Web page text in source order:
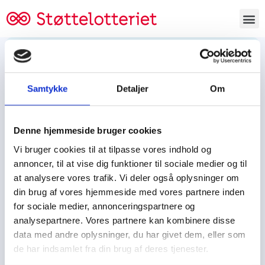
Samtykke Detaljer Om
Denne hjemmeside bruger cookies
Vi bruger cookies til at tilpasse vores indhold og
annoncer, til at vise dig funktioner til sociale medier og til
at analysere vores trafik. Vi deler også oplysninger om
din brug af vores hjemmeside med vores partnere inden
for sociale medier, annonceringspartnere og
analysepartnere. Vores partnere kan kombinere disse
data med andre oplysninger, du har givet dem, eller som
de har indsamlet fra din brug af deres tjenester.
Tjen penge og støt
Tjen penge til:
Spejdere/spejdergruppen/FDF’ere, m.fl.
Kontor
Tjenpengeogstoet.dk
Ejby Industrivej 91
DK – 2600 Glostrup
CVR: 19347508